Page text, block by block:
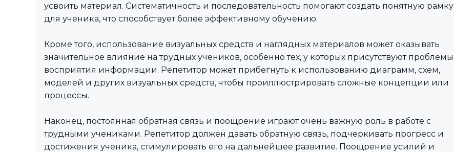
усвоить материал. Систематичность и последовательность помогают создать понятную рамку
для ученика, что способствует более эффективному обучению.
Кроме того, использование визуальных средств и наглядных материалов может оказывать
значительное влияние на трудных учеников, особенно тех, у которых присутствуют проблемы
восприятия информации. Репетитор может прибегнуть к использованию диаграмм, схем,
моделей и других визуальных средств, чтобы проиллюстрировать сложные концепции или
процессы.
Наконец, постоянная обратная связь и поощрение играют очень важную роль в работе с
трудными учениками. Репетитор должен давать обратную связь, подчеркивать прогресс и
достижения ученика, стимулировать его на дальнейшее развитие. Поощрение усилий и